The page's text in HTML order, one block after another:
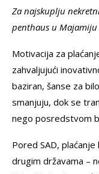
Za najskuplju
penthaus u
Motivacija za
zahvaljujući
baziran, šanse za
smanjuju, dok se
nego posredstvom
Pored SAD,
drugim državama –